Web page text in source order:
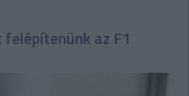
az F1